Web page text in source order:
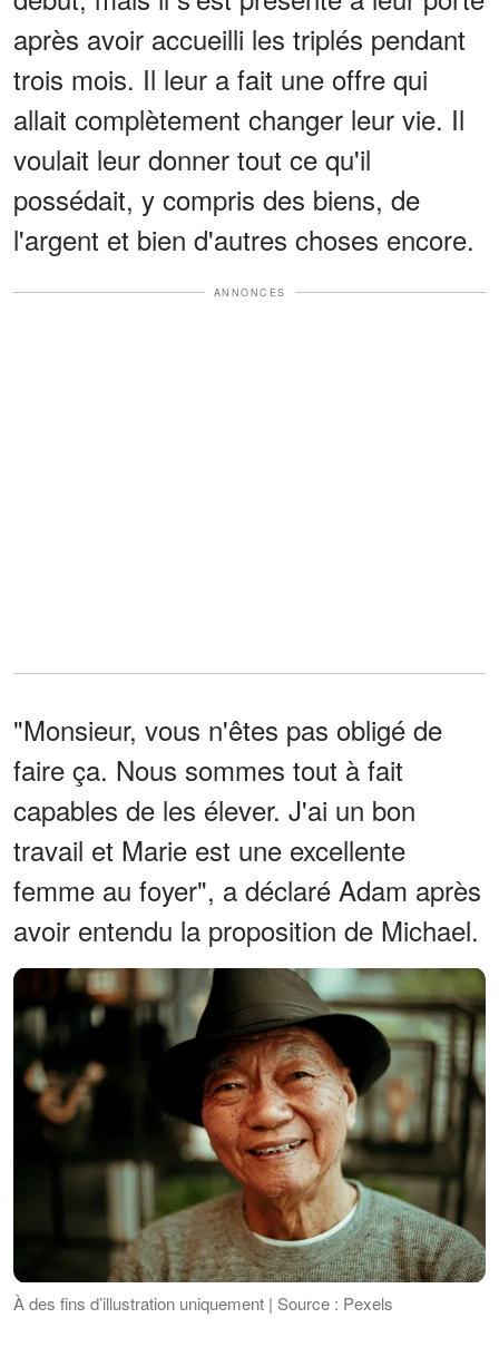
après avoir accueilli les triplés pendant
trois mois. Il leur a fait une offre qui
allait complètement changer leur vie. Il
voulait leur donner tout ce qu'il
possédait, y compris des biens, de
l'argent et bien d'autres choses encore.
ANNONCES
"Monsieur, vous n'êtes pas obligé de
faire ça. Nous sommes tout à fait
capables de les élever. J'ai un bon
travail et Marie est une excellente
femme au foyer", a déclaré Adam après
avoir entendu la proposition de Michael.
À des fins d’illustration uniquement | Source : Pexels